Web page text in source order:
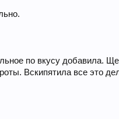
по вкусу добавила.
Вскипятила все это